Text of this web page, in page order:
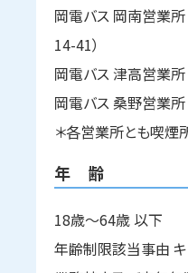
岡電バス 岡南営業
14-41）
岡電バス 津高営業所
岡電バス 桑野営業所
＊各営業所とも喫煙
年 齢
18歳～64歳 以下
年齢制限該当事由 キ